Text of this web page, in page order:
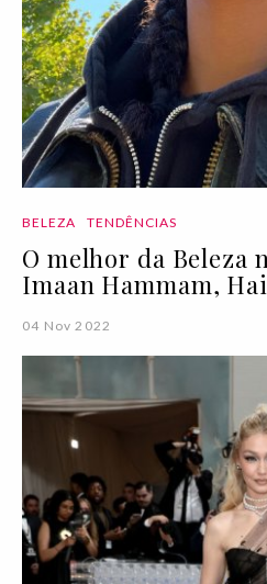
BELEZA TENDÊNCIAS
O melhor da Beleza
Imaan Hammam,
04 Nov 2022